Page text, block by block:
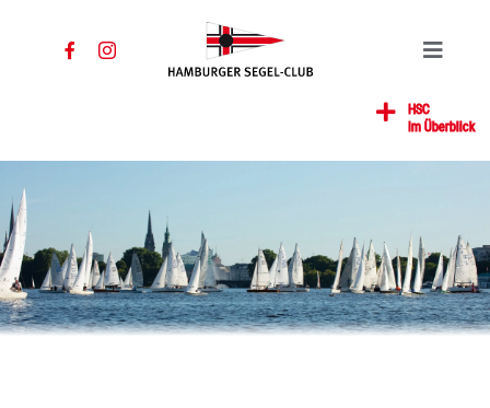
Toggle
Jugend
Mitglied
Gastronomie
HSC
Im Überblick